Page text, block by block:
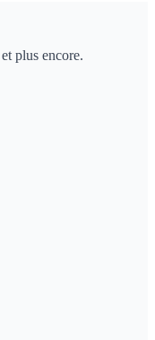
plus encore.